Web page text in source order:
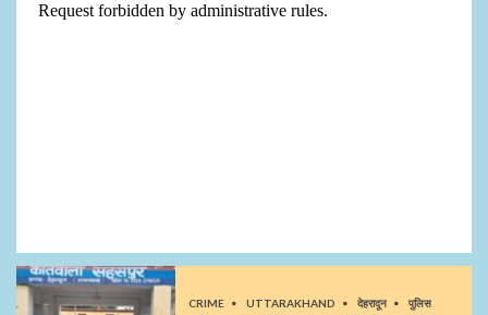
CRIME UTTARAKHAND देहरादून पुलिस